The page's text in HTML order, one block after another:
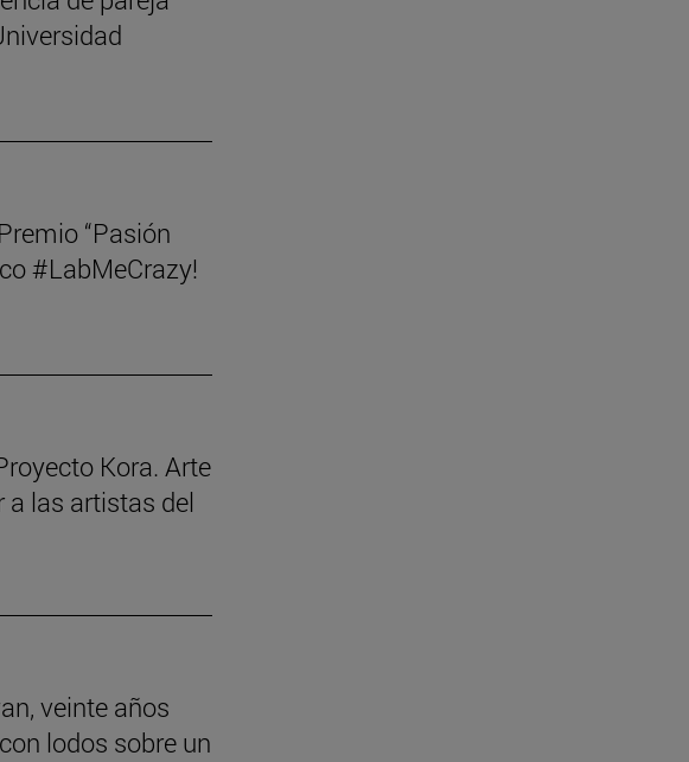
“Pasión
#LabMeCrazy!
Kora. Arte
a las artistas del
veinte años
lodos sobre un